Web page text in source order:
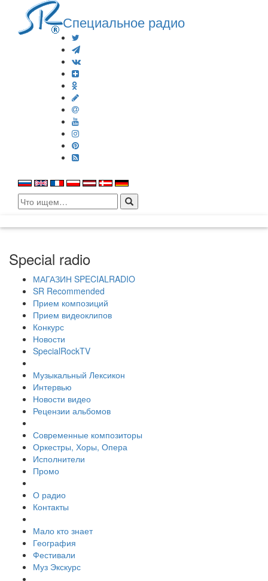
Специальное радио
Search
for:
Special radio
МАГАЗИН SPECIALRADIO
SR Recommended
Прием композиций
Прием видеоклипов
Конкурс
Новости
SpecialRockTV
Музыкальный Лексикон
Интервью
Новости видео
Рецензии альбомов
Современные композиторы
Оркестры, Хоры, Опера
Исполнители
Промо
О радио
Контакты
Мало кто знает
География
Фестивали
Муз Экскурс